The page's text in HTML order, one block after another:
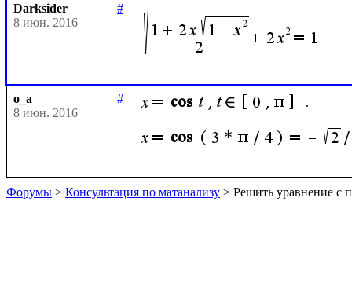
Darksider
#
8 июн. 2016
o_a
#
8 июн. 2016
.
Форумы > Консультация по матанализу > Решить уравнение с